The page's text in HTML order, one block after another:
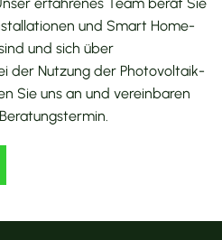
und Smart Home-
und sich über
der Nutzung der Photovoltaik-
Sie uns an und vereinbaren